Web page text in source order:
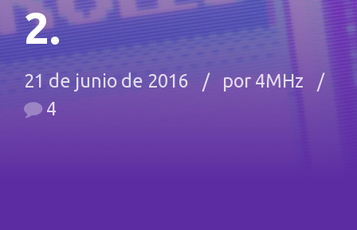
2.
21 de junio de 2016
por 4MHz
4